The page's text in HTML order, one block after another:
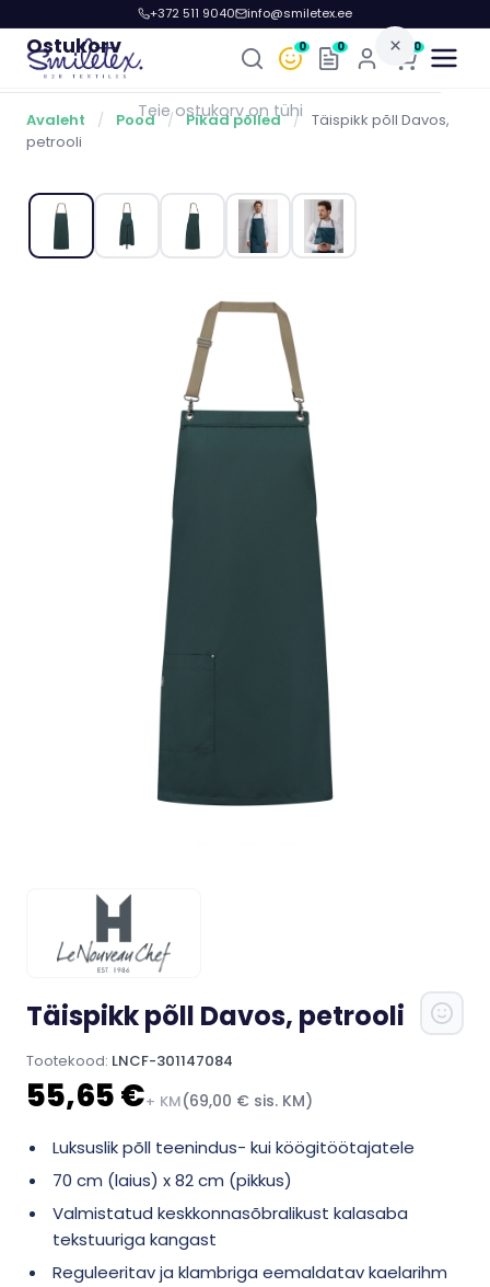
+372 511 9040 info@smiletex.ee
0 0 0
Avaleht / Pood / Pikad põlled /
Täispikk põll Davos,
petrooli
Täispikk põll Davos, petrooli
Tootekood: LNCF-301147084
55,65 €+ KM(69,00 € sis. KM)
Luksuslik põll teenindus- kui köögitöötajatele
70 cm (laius) x 82 cm (pikkus)
Valmistatud keskkonnasõbralikust kalasaba
tekstuuriga kangast
Reguleeritav ja klambriga eemaldatav kaelarihm
Ostukorv ×
Teie ostukorv on tühi